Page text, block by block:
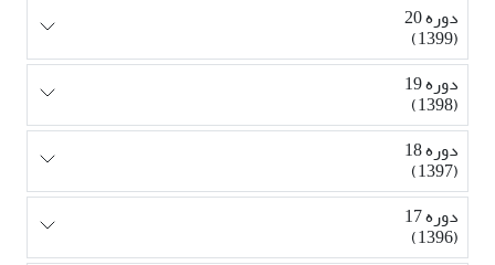
دوره 20
(1399)
دوره 19
(1398)
دوره 18
(1397)
دوره 17
(1396)